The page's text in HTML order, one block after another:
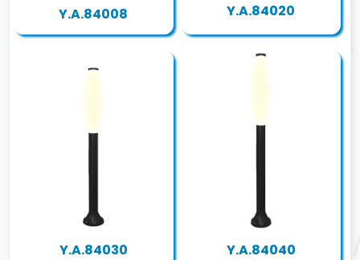
Y.A.84008 Y.A.84020
Y.A.84030 Y.A.84040